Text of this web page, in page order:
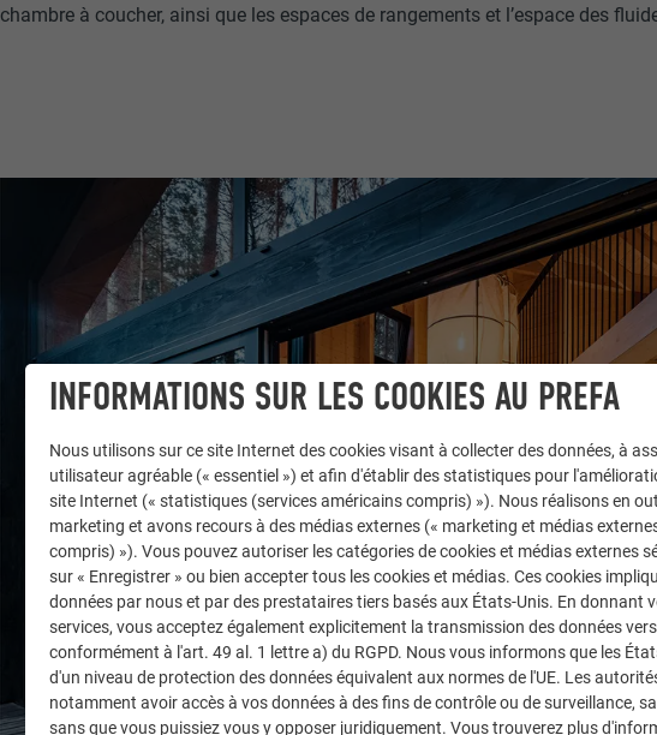
chambre à coucher, ainsi que les espaces de rangements et l’espace des
INFORMATIONS SUR LES COOKIES AU PREFA
Nous utilisons sur ce site Internet des cookies visant à collecter des données, à
utilisateur agréable (« essentiel ») et afin d'établir des statistiques pour
site Internet (« statistiques (services américains compris) »). Nous réalisons en
marketing et avons recours à des médias externes (« marketing et médias
compris) »). Vous pouvez autoriser les catégories de cookies et médias externes
sur « Enregistrer » ou bien accepter tous les cookies et médias. Ces cookies
données par nous et par des prestataires tiers basés aux États-Unis. En donnant
services, vous acceptez également explicitement la transmission des données
conformément à l'art. 49 al. 1 lettre a) du RGPD. Nous vous informons que les
d'un niveau de protection des données équivalent aux normes de l'UE. Les
notamment avoir accès à vos données à des fins de contrôle ou de surveillance,
sans que vous puissiez vous y opposer juridiquement. Vous trouverez plus